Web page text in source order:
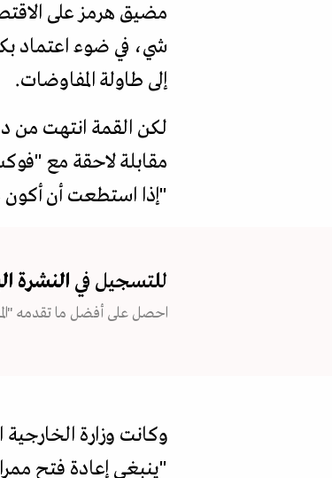
مضيق هرمز على
شي، في ضوء اعتماد
إلى طاولة المفاوضات.
لكن القمة انتهت من
مقابلة لاحقة مع
"إذا استطعت أن
للتسجيل في النشرة
احصل على أفضل ما تقدمه
وكانت وزارة
"ينبغي إعادة فتح